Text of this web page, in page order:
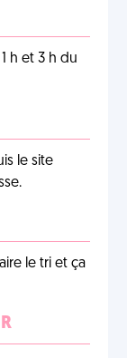
h et 3 h du
le site
le tri et ça